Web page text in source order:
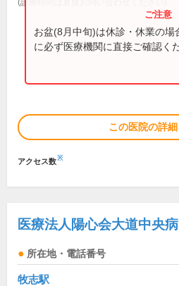
(診療時間は直接お問い合わせください)
お盆(8月中旬)は休診・休業の場
に必ず医療機関に直接ご確認く
この医院の詳
アクセス数※
医療法人陽心会大道中央
所在地・電話番号
牧志駅